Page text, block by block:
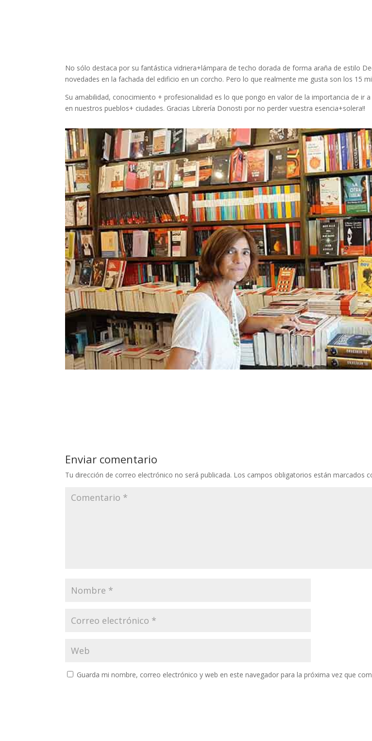
No sólo destaca por su fantástica vidriera+lámpara de techo dorada de forma araña de estilo
novedades en la fachada del edificio en un corcho. Pero lo que realmente me gusta son los 15
Su amabilidad, conocimiento + profesionalidad es lo que pongo en valor de la importancia de ir
en nuestros pueblos+ ciudades. Gracias Librería Donosti por no perder vuestra esencia+solera!!
Enviar comentario
Tu dirección de correo electrónico no será publicada. Los campos obligatorios están marcados
Guarda mi nombre, correo electrónico y web en este navegador para la próxima vez que